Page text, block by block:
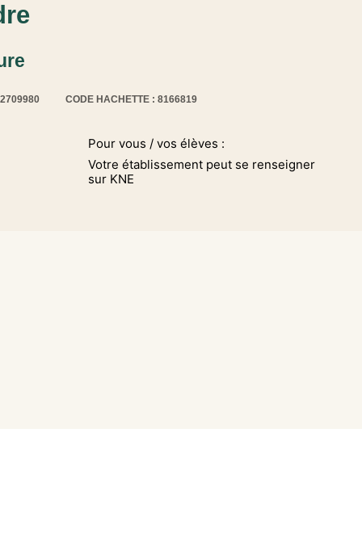
CODE HACHETTE : 8166819
Pour vous / vos élèves :
Votre établissement peut se renseigner
sur KNE